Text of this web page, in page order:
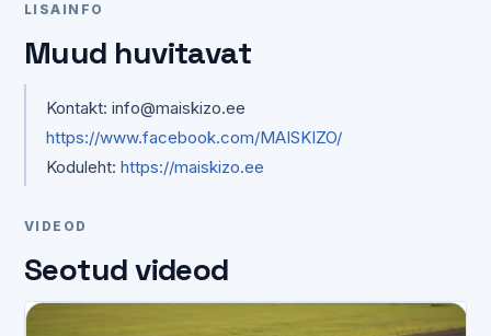
LISAINFO
Muud huvitavat
Kontakt: info@maiskizo.ee
https://www.facebook.com/MAISKIZO/
Koduleht: https://maiskizo.ee
VIDEOD
Seotud videod